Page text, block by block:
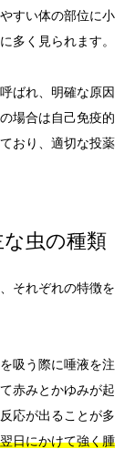
すい体の部位に小
多く見られます。
ばれ、明確な原因
場合は自己免疫的
おり、適切な投薬
虫の種類
それぞれの特徴を
吸う際に唾液を注
赤みとかゆみが起
応が出ることが多
日にかけて強く腫